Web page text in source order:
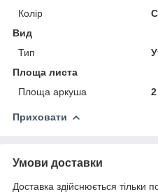
Колір
Вид
Тип
Площа листа
Площа аркуша
2
Приховати
Умови доставки
Доставка здійснюється тільки